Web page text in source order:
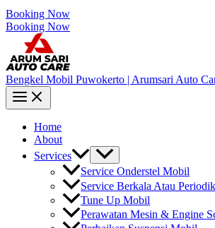
Booking Now
Booking Now
Bengkel Mobil Puwokerto | Arumsari Auto
Home
About
Services
Service Onderstel Mobil
Service Berkala Atau
Tune Up Mobil
Perawatan Mesin & Engine